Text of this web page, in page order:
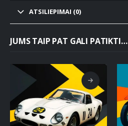
ATSILIEPIMAI (0)
JUMS TAIP PAT GALI PATIKTI…